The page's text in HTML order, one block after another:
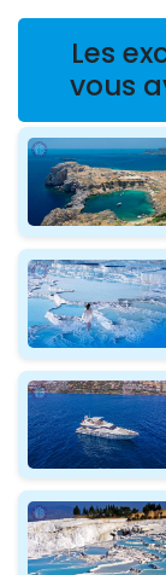
Les
vous